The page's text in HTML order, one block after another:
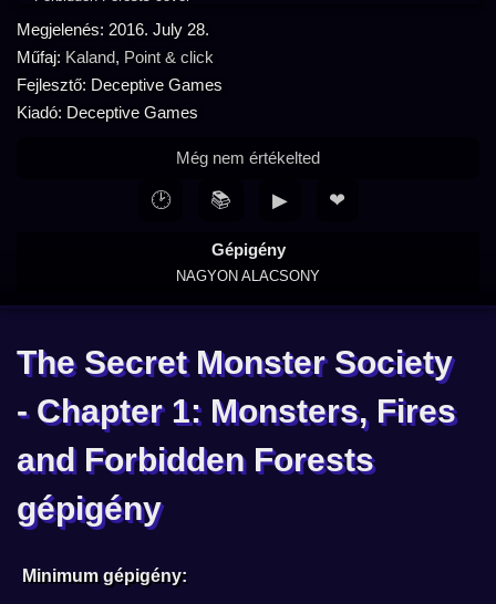
Megjelenés: 2016. July 28.
Műfaj: Kaland, Point & click
Fejlesztő: Deceptive Games
Kiadó: Deceptive Games
Gépigény
NAGYON ALACSONY
Még nem értékelted
🕑 📚 ▶ ❤
The Secret Monster Society
- Chapter 1: Monsters, Fires
and Forbidden Forests
gépigény
Minimum gépigény: